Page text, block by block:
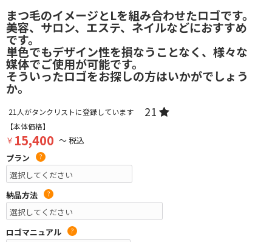
まつ毛のイメージとLを組み合わせたロゴです。
美容、サロン、エステ、ネイルなどにおすすめ
です。
単色でもデザイン性を損なうことなく、様々な
媒体でご使用が可能です。
そういったロゴをお探しの方はいかがでしょう
か。
21 人がタンクリストに登録しています 21
【本体価格】
￥ 15,400 ～ 税込
プラン
?
納品方法 ?
ロゴマニュアル ?